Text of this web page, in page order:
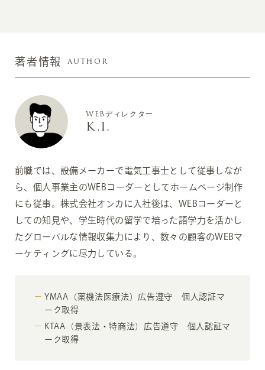
著者情報 AUTHOR
WEBディレクター
K.I.
前職では、設備メーカーで電気工事士として従事しなが
ら、個人事業主のWEBコーダーとしてホームページ制作
にも従事。株式会社オンカに入社後は、WEBコーダーと
しての知見や、学生時代の留学で培った語学力を活かし
たグローバルな情報収集力により、数々の顧客のWEBマ
ーケティングに尽力している。
YMAA（薬機法医療法）広告遵守 個人認証マ
ーク取得
KTAA（景表法・特商法）広告遵守 個人認証マ
ーク取得